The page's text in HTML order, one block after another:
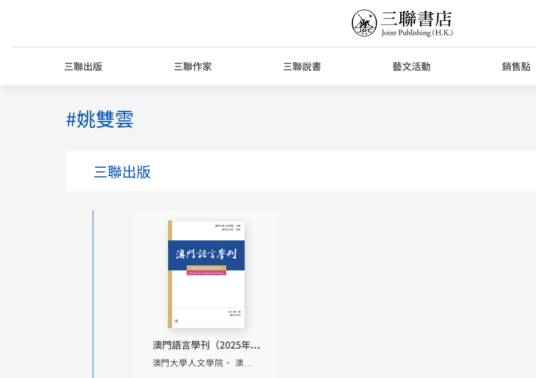
content
三聯出版 三聯作家 三聯說書 藝文活動 銷售點
#姚雙雲
三聯出版
澳門語言學刊（2025年第
1期）（總第65期）
澳門大學人文學院
澳門